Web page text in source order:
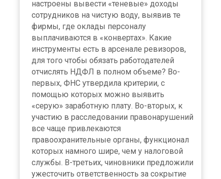
настроены вывести «теневые» доходы
сотрудников на чистую воду, выявив те
фирмы, где оклады персоналу
выплачиваются в «конвертах». Какие
инструменты есть в арсенале ревизоров,
для того чтобы обязать работодателей
отчислять НДФЛ в полном объеме? Во-
первых, ФНС утвердила критерии, с
помощью которых можно выявить
«серую» заработную плату. Во-вторых, к
участию в расследовании правонарушений
все чаще привлекаются
правоохранительные органы, функционал
которых намного шире, чем у налоговой
службы. В-третьих, чиновники предложили
ужесточить ответственность за сокрытие